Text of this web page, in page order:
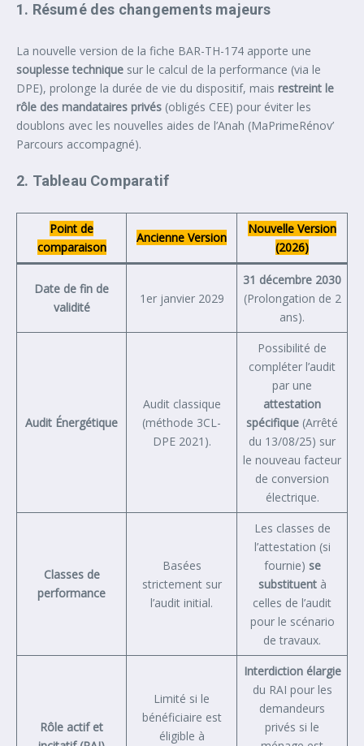
1. Résumé des changements majeurs
La nouvelle version de la fiche BAR-TH-174 apporte une
souplesse technique sur le calcul de la performance (via le
DPE), prolonge la durée de vie du dispositif, mais restreint le
rôle des mandataires privés (obligés CEE) pour éviter les
doublons avec les nouvelles aides de l’Anah (MaPrimeRénov’
Parcours accompagné).
2. Tableau Comparatif
Point de
comparaison
Ancienne Version
Nouvelle Version
(2026)
Date de fin de
validité
1er janvier 2029
31 décembre 2030
(Prolongation de 2
ans).
Audit Énergétique
Audit classique
(méthode 3CL-
DPE 2021).
Possibilité de
compléter l’audit
par une
attestation
spécifique (Arrêté
du 13/08/25) sur
le nouveau facteur
de conversion
électrique.
Classes de
performance
Basées
strictement sur
l’audit initial.
Les classes de
l’attestation (si
fournie) se
substituentà
celles de l’audit
pour le scénario
de travaux.
Rôle actif et
Limité si le
bénéficiaire est
éligible à
Interdiction élargie
du RAI pour les
demandeurs
privés si le